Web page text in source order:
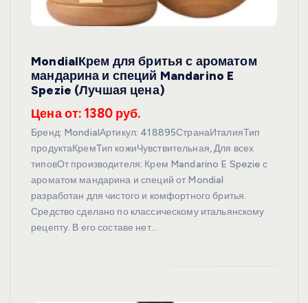
MondialКрем для бритья с ароматом
мандарина и специй Mandarino E
Spezie (Лучшая цена)
Цена от: 1380 руб.
Бренд: MondialАртикул: 418895СтранаИталияТип
продуктаКремТип кожиЧувствительная, Для всех
типовОт производителя: Крем Mandarino E Spezie с
ароматом мандарина и специй от Mondial
разработан для чистого и комфортного бритья.
Средство сделано по классическому итальянскому
рецепту. В его составе нет…